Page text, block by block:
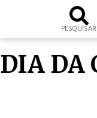
PESQUISAR
DIA DA